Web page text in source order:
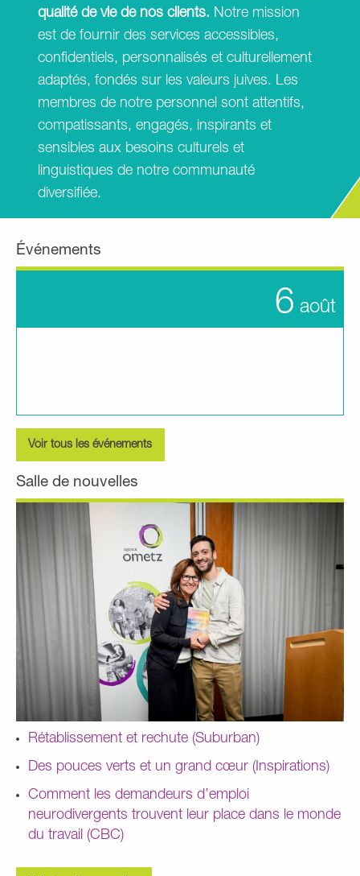
qualité de vie de nos clients. Notre mission
est de fournir des services accessibles,
confidentiels, personnalisés et culturellement
adaptés, fondés sur les valeurs juives. Les
membres de notre personnel sont attentifs,
compatissants, engagés, inspirants et
sensibles aux besoins culturels et
linguistiques de notre communauté
diversifiée.
Événements
6 août
Voir tous les événements
Salle de nouvelles
Rétablissement et rechute (Suburban)
Des pouces verts et un grand cœur (Inspirations)
Comment les demandeurs d’emploi
neurodivergents trouvent leur place dans le monde
du travail (CBC)